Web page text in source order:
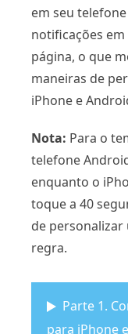
em seu
notificações
página, o que
maneiras de
iPhone e
Nota: Para o
telefone
enquanto o
toque a 40
de personalizar
regra.
Parte 1.
para iPhone